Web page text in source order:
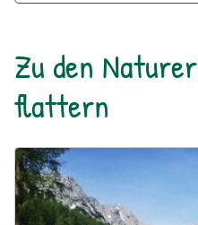
Zu den
flattern